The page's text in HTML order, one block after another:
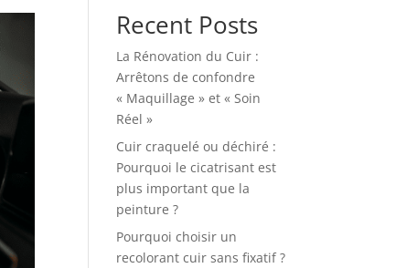
Recent Posts
La Rénovation du Cuir :
Arrêtons de confondre
« Maquillage » et « Soin
Réel »
Cuir craquelé ou déchiré :
Pourquoi le cicatrisant est
plus important que la
peinture ?
Pourquoi choisir un
recolorant cuir sans fixatif ?